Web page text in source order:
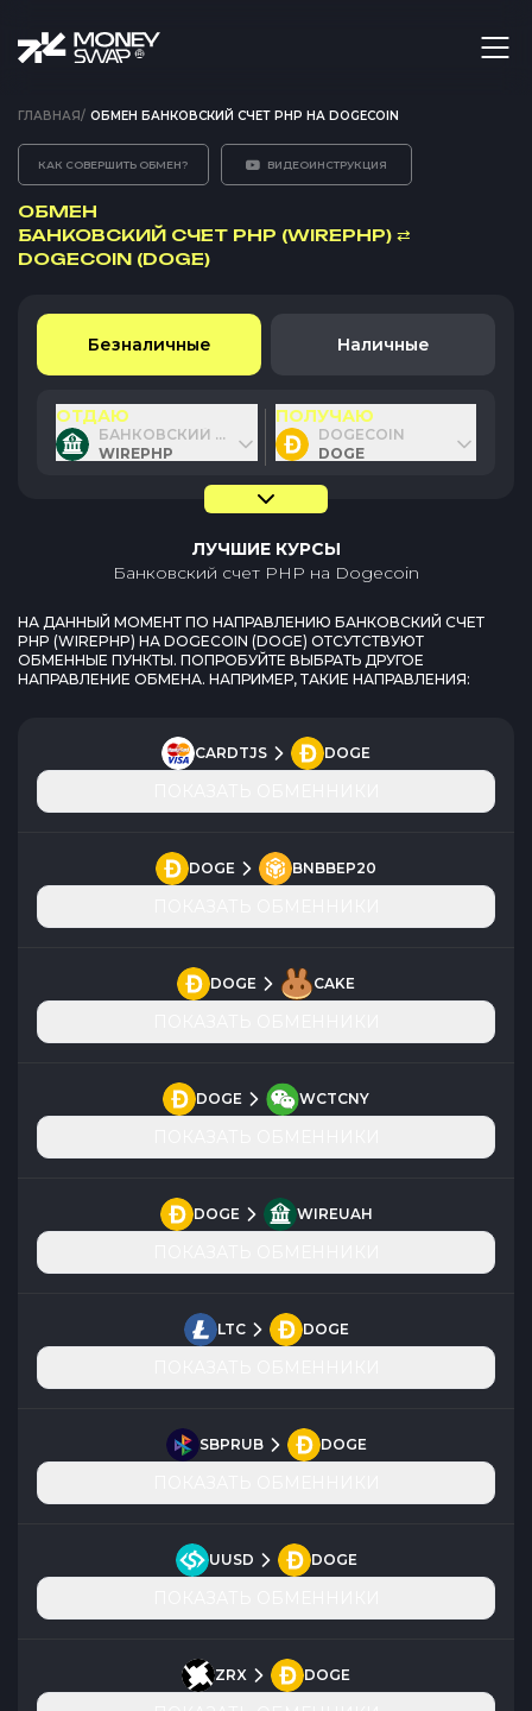
ГЛАВНАЯ/ ОБМЕН БАНКОВСКИЙ СЧЕТ PHP НА DOGECOIN
КАК СОВЕРШИТЬ ОБМЕН? ВИДЕОИНСТРУКЦИЯ
ОБМЕН
БАНКОВСКИЙ СЧЕТ PHP (WIREPHP) ⇄
DOGECOIN (DOGE)
Безналичные Наличные
ОТДАЮ
БАНКОВСКИЙ СЧЕТ PHP
WIREPHP
ПОЛУЧАЮ
DOGECOIN
DOGE
ЛУЧШИЕ КУРСЫ
Банковский счет PHP на Dogecoin
НА ДАННЫЙ МОМЕНТ ПО НАПРАВЛЕНИЮ БАНКОВСКИЙ СЧЕТ
PHP (WIREPHP) НА DOGECOIN (DOGE) ОТСУТСТВУЮТ
ОБМЕННЫЕ ПУНКТЫ. ПОПРОБУЙТЕ ВЫБРАТЬ ДРУГОЕ
НАПРАВЛЕНИЕ ОБМЕНА. НАПРИМЕР, ТАКИЕ НАПРАВЛЕНИЯ:
CARDTJS DOGE
DOGE BNBBEP20
DOGE CAKE
DOGE WCTCNY
DOGE WIREUAH
LTC DOGE
SBPRUB DOGE
UUSD DOGE
ZRX DOGE